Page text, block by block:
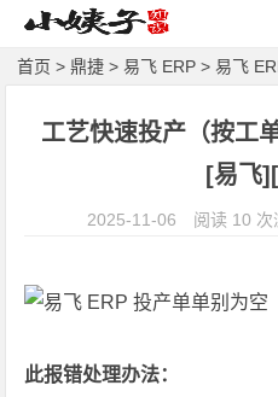
首页 >鼎捷 >易飞 ERP >易飞
工艺快速投产（按工
[易飞
2025-11-06 阅读 10 次
此报错处理办法：